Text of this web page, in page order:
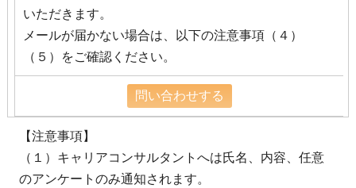
いただきます。
メールが届かない場合は、以下の注意事項（４）
（５）をご確認ください。
【注意事項】
（１）キャリアコンサルタントへは氏名、内容、任意
のアンケートのみ通知されます。